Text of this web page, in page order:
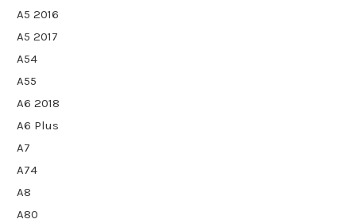
A5 2016
A5 2017
A54
A55
A6 2018
A6 Plus
A7
A74
A8
A80